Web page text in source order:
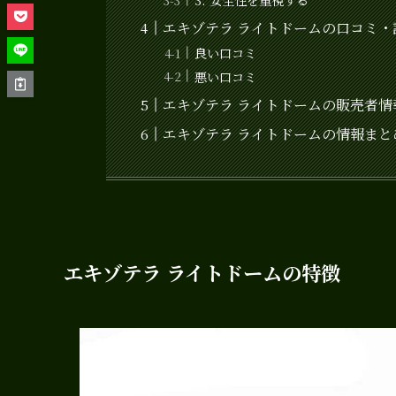
エキゾテラ ライトドームの口コミ
良い口コミ
悪い口コミ
エキゾテラ ライトドームの販売者
エキゾテラ ライトドームの情報ま
エキゾテラ ライトドームの特徴